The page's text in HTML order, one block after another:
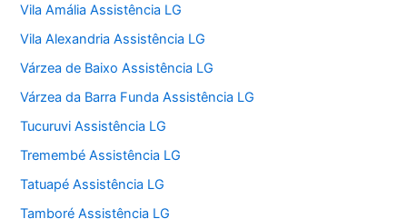
Vila Amália Assistência LG
Vila Alexandria Assistência LG
Várzea de Baixo Assistência LG
Várzea da Barra Funda Assistência LG
Tucuruvi Assistência LG
Tremembé Assistência LG
Tatuapé Assistência LG
Tamboré Assistência LG